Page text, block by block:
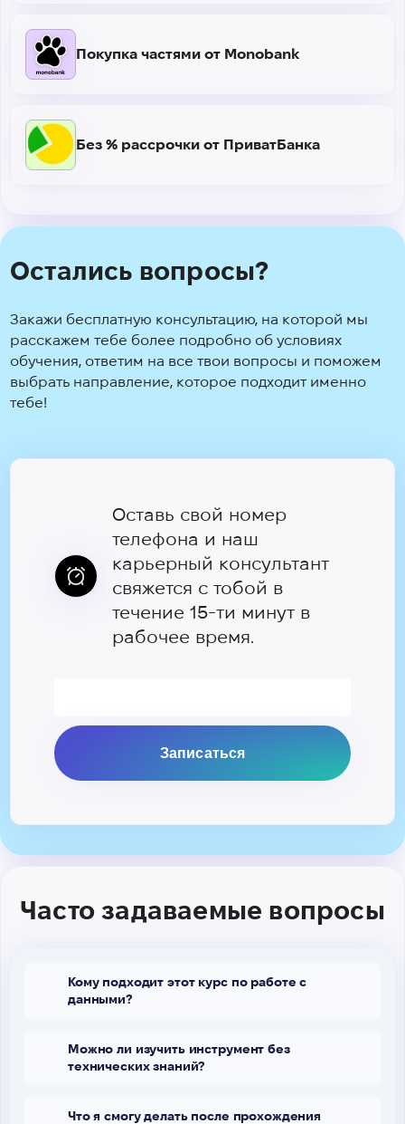
Покупка частями от Monobank
Без % рассрочки от ПриватБанка
Остались вопросы?
Закажи бесплатную консультацию, на которой мы
расскажем тебе более подробно об условиях
обучения, ответим на все твои вопросы и поможем
выбрать направление, которое подходит именно
тебе!
Оставь свой номер
телефона и наш
карьерный консультант
свяжется с тобой в
течение 15-ти минут в
рабочее время.
Часто задаваемые вопросы
Кому подходит этот курс по работе с
данными?
Можно ли изучить инструмент без
технических знаний?
Что я смогу делать после прохождения